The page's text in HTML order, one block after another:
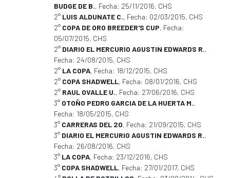
BUDGE DE B., Fecha: 25/11/2016, CHS
2° LUIS ALDUNATE C., Fecha: 02/03/2015, CHS
2° COPA DE ORO BREEDER'S CUP, Fecha:
05/07/2015, CHS
2° DIARIO EL MERCURIO AGUSTIN EDWARDS R.,
Fecha: 24/08/2015, CHS
2° LA COPA, Fecha: 18/12/2015, CHS
2° COPA SHADWELL, Fecha: 08/01/2016, CHS
2° RAUL OVALLE U., Fecha: 27/06/2016, CHS
3° OTOÑO PEDRO GARCIA DE LA HUERTA M.,
Fecha: 18/05/2015, CHS
3° CARRERAS DEL 20, Fecha: 21/09/2015, CHS
3° DIARIO EL MERCURIO AGUSTIN EDWARDS R.,
Fecha: 26/08/2016, CHS
3° LA COPA, Fecha: 23/12/2016, CHS
3° COPA SHADWELL, Fecha: 27/01/2017, CHS